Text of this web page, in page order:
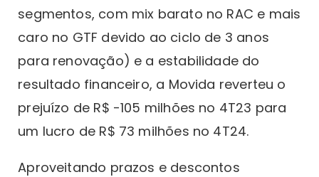
segmentos, com mix barato no RAC e mais
caro no GTF devido ao ciclo de 3 anos
para renovação) e a estabilidade do
resultado financeiro, a Movida reverteu o
prejuízo de R$ -105 milhões no 4T23 para
um lucro de R$ 73 milhões no 4T24.
Aproveitando prazos e descontos